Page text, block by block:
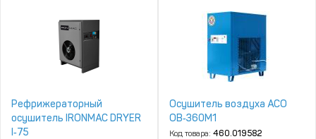
Рефрижераторный
осушитель IRONMAC DRYER
I‑75
Осушитель воздуха АСО
ОВ‑360М1
Код товара: 460.019582